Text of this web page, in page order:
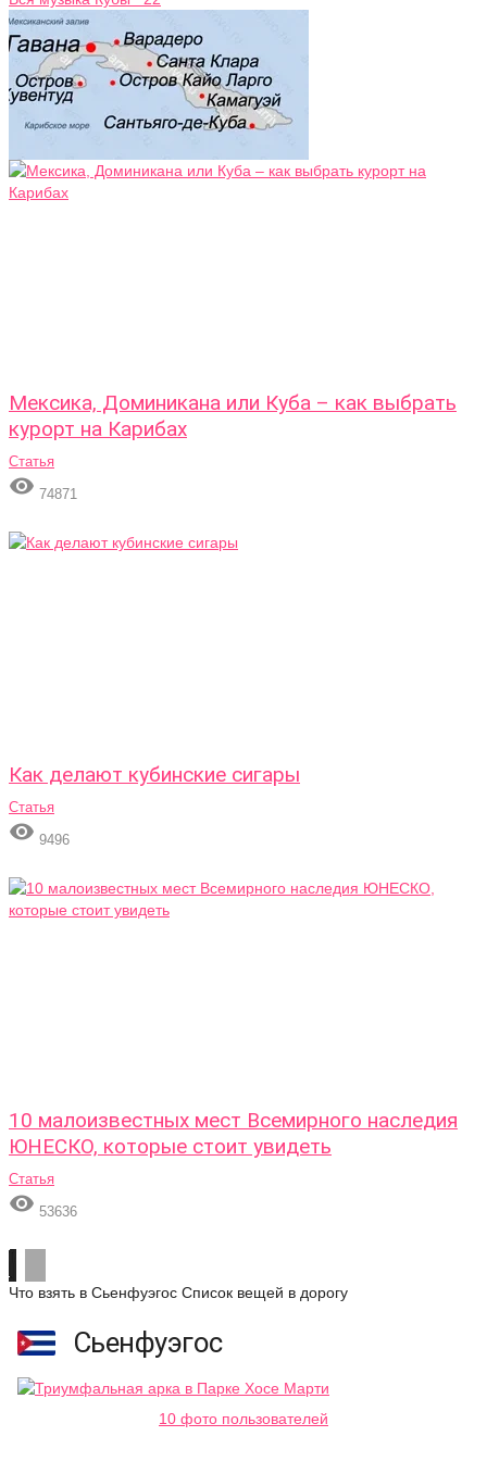
Мексика, Доминикана или Куба – как выбрать
курорт на Карибах
Статья
 74871
Как делают кубинские сигары
Статья
 9496
10 малоизвестных мест Всемирного наследия
ЮНЕСКО, которые стоит увидеть
Статья
 53636
Что взять в Сьенфуэгос Список вещей в дорогу
Сьенфуэгос
10 фото пользователей